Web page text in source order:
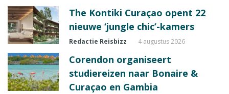
The Kontiki Curaçao opent 22
nieuwe ‘jungle chic’-kamers
Redactie Reisbizz 4 augustus 2026
Corendon organiseert
studiereizen naar Bonaire &
Curaçao en Gambia